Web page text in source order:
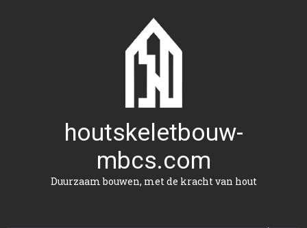
houtskeletbouw-
mbcs.com
Duurzaam bouwen, met de kracht van hout